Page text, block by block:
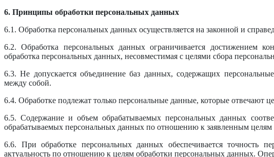
6. Принципы обработки персональных данных
6.1. Обработка персональных данных осуществляется на законной и
6.2. Обработка персональных данных ограничивается достижением
обработка персональных данных, несовместимая с целями сбора
6.3. Не допускается объединение баз данных, содержащих
между собой.
6.4. Обработке подлежат только персональные данные, которые отвечают
6.5. Содержание и объем обрабатываемых персональных данных
обрабатываемых персональных данных по отношению к заявленным целям
6.6. При обработке персональных данных обеспечивается точность
актуальность по отношению к целям обработки персональных данных.